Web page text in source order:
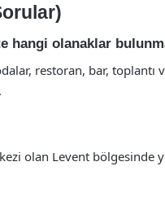
hangi olanaklar
restoran, bar, toplantı
olan Levent